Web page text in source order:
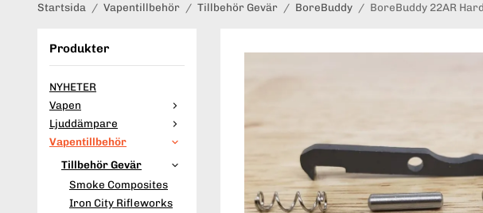
Startsida / Vapentillbehör / Tillbehör Gevär / BoreBuddy / BoreBuddy 22AR
Produkter
NYHETER
Vapen
Ljuddämpare
Vapentillbehör
Tillbehör Gevär
Smoke Composites
Iron City Rifleworks